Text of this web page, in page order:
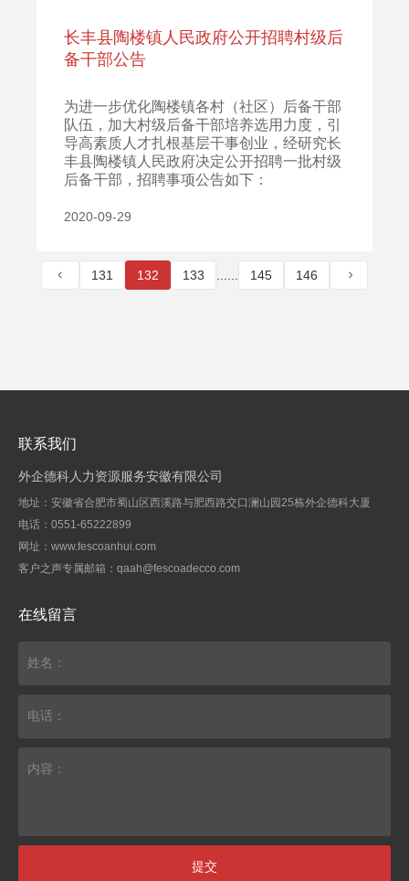
长丰县陶楼镇人民政府公开招聘村级后
备干部公告
为进一步优化陶楼镇各村（社区）后备干部
队伍，加大村级后备干部培养选用力度，引
导高素质人才扎根基层干事创业，经研究长
丰县陶楼镇人民政府决定公开招聘一批村级
后备干部，招聘事项公告如下：
2020-09-29
131 132 133 145 146
联系我们
外企德科人力资源服务安徽有限公司
地址：安徽省合肥市蜀山区西溪路与肥西路交口澜山园25栋外企德科大厦
电话： 0551-65222899
网址：www.fescoanhui.com
客户之声专属邮箱：qaah@fescoadecco.com
在线留言
姓名：
电话：
内容：
提交